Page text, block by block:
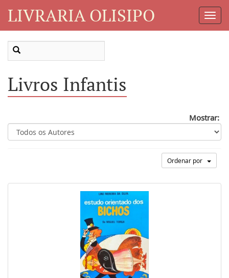
LIVRARIA OLISIPO
Livros Infantis
Mostrar:
Ordenar por